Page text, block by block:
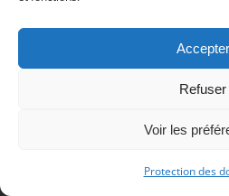
Accepter
Refuser
Voir les
Protection des
© Copyright 2017 - Deutsch
Datenschutzerklärung